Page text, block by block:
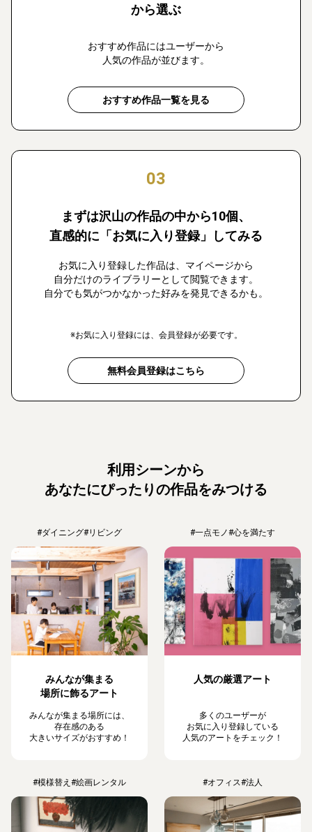
から選ぶ
おすすめ作品にはユーザーから
人気の作品が並びます。
おすすめ作品一覧を見る
03
まずは沢山の作品の中から10個、
直感的に「お気に入り登録」してみる
お気に入り登録した作品は、マイページから
自分だけのライブラリーとして閲覧できます。
自分でも気がつかなかった好みを発見できるかも。
※お気に入り登録には、会員登録が必要です。
無料会員登録はこちら
利用シーンから
あなたにぴったりの作品をみつける
#ダイニング#リビング
みんなが集まる
場所に飾るアート
みんなが集まる場所には、
存在感のある
大きいサイズがおすすめ！
#一点モノ#心を満たす
人気の厳選アート
多くのユーザーが
お気に入り登録している
人気のアートをチェック！
#模様替え #絵画レンタル #オフィス#法人